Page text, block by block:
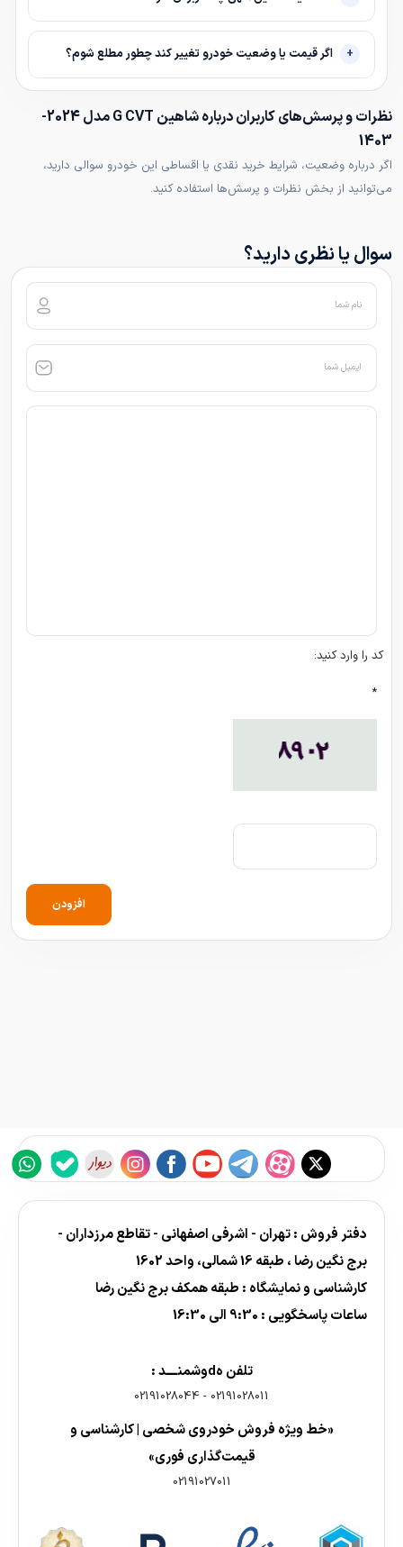
اگر قیمت یا وضعیت خودرو تغییر کند چطور مطلع شوم؟
نظرات و پرسش‌های کاربران درباره شاهین G CVT مدل 2024-
1403
اگر درباره وضعیت، شرایط خرید نقدی یا اقساطی این خودرو سوالی دارید،
می‌توانید از بخش نظرات و پرسش‌ها استفاده کنید.
سوال یا نظری دارید؟
نام شما
ایمیل شما
کد را وارد کنید:
*
افزودن
دفتر فروش : تهران - اشرفی اصفهانی - تقاطع مرزداران -
برج نگین رضا ، طبقه 16 شمالی، واحد 1602
کارشناسی و نمایشگاه : طبقه همکف برج نگین رضا
ساعات پاسخگویی : 9:30 الی 16:30
تلفن هdوشمنــــد :
02191028011
-
02191028044
«خط ویژه فروش خودروی شخصی | کارشناسی و
قیمت‌گذاری فوری»
02191027011